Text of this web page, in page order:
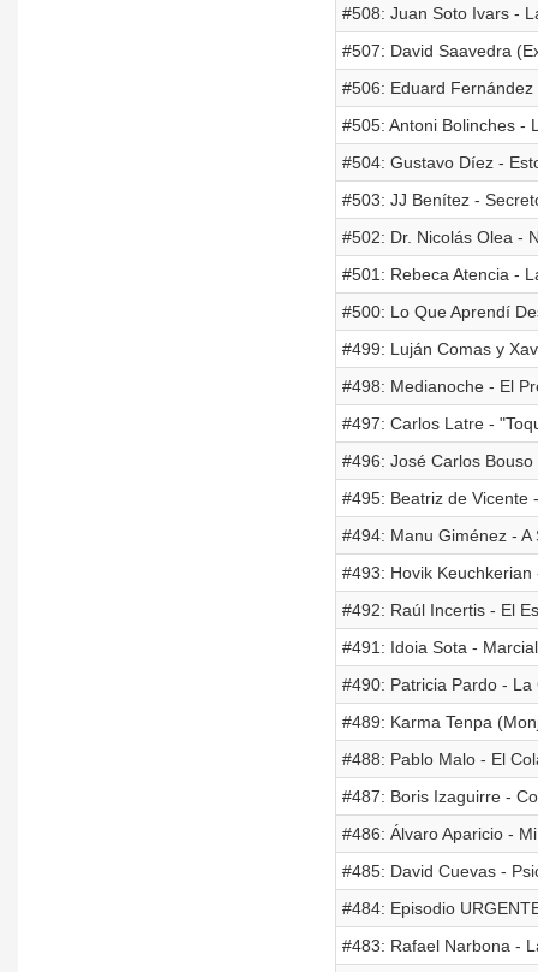
#508: Juan Soto Ivars -
#507: David Saavedra
#506: Eduard
#505: Antoni Bolinches -
#504: Gustavo Díez -
#503: JJ Benítez -
#502: Dr. Nicolás Olea -
#501: Rebeca Atencia -
#500: Lo Que Aprendí
#499: Luján Comas y
#498: Medianoche - El
#497: Carlos Latre -
#496: José Carlos
#495: Beatriz de Vicente
#494: Manu Giménez -
#493: Hovik
#492: Raúl Incertis - El
#491: Idoia Sota -
#490: Patricia Pardo -
#489: Karma Tenpa
#488: Pablo Malo - El
#487: Boris Izaguirre -
#486: Álvaro Aparicio -
#485: David Cuevas -
#484: Episodio
#483: Rafael Narbona -